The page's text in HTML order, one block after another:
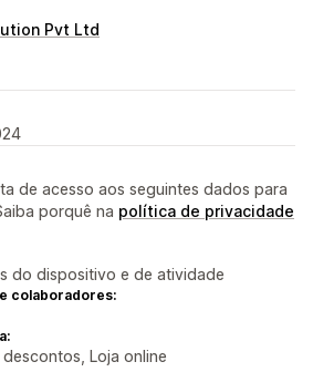
Pvt Ltd
de acesso aos seguintes dados para
porquê na política de privacidade
do dispositivo e de atividade
colaboradores:
Loja online